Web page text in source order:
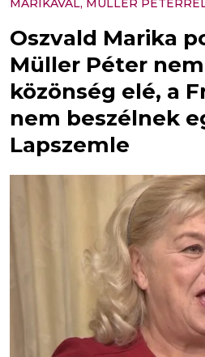
MARIKÁVAL, MÜLLER
Oszvald Marika
Müller Péter
közönség elé, a
nem beszélnek
Lapszemle